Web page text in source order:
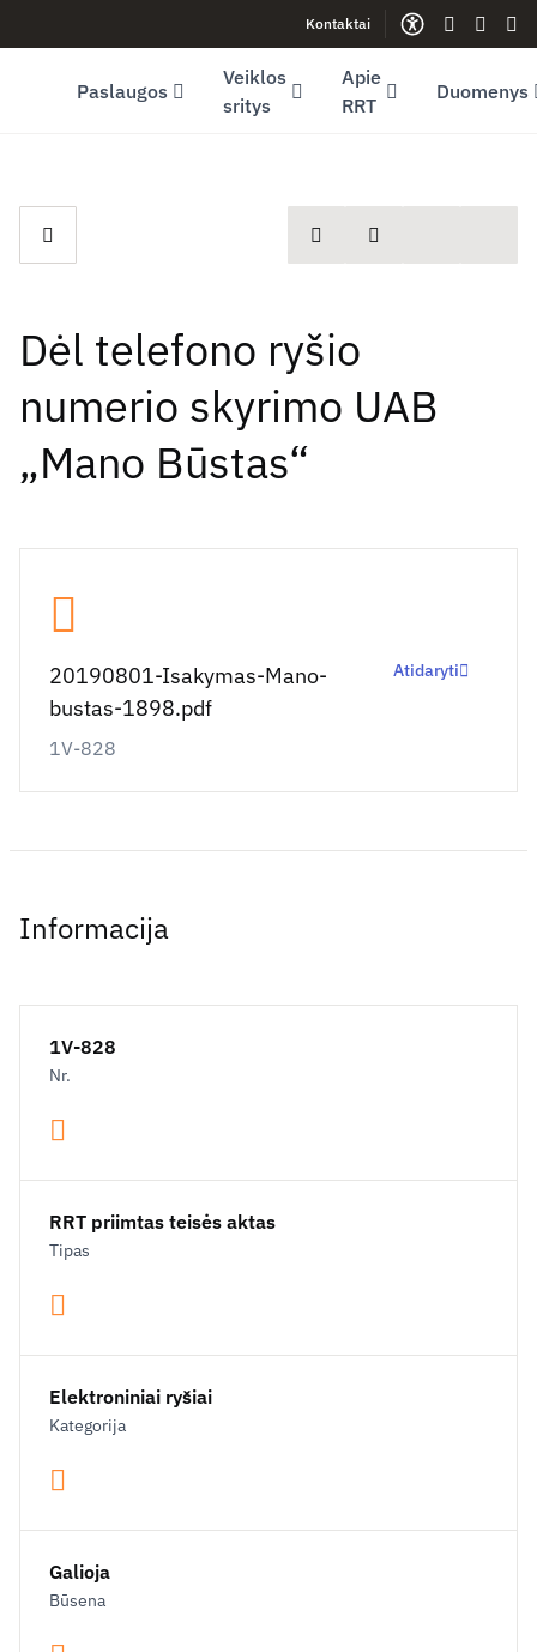
Youtube (opens in new window)Kontaktai
Gestų
Paslaugos
Veiklos
sritys
Apie
RRT
Duomenys
spausdintiDalintis
Dėl telefono ryšio
numerio skyrimo UAB
„Mano Būstas“
20190801-Isakymas-Mano-
bustas-1898.pdf
1V-828
Atidaryti
Informacija
1V-828
Nr.
RRT priimtas teisės aktas
Tipas
Elektroniniai ryšiai
Kategorija
Galioja
Būsena